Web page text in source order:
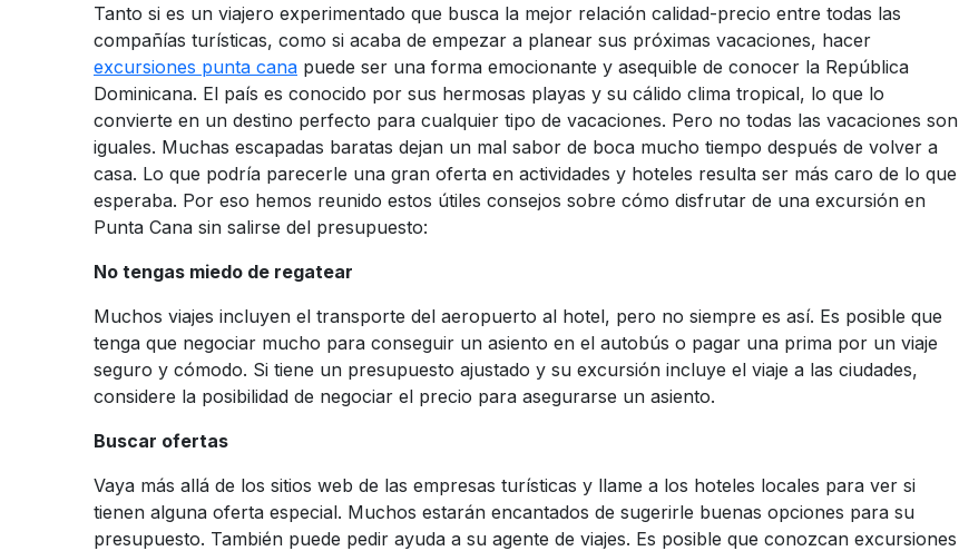
Tanto si es un viajero experimentado que busca la mejor relación calidad-precio entre todas las
compañías turísticas, como si acaba de empezar a planear sus próximas vacaciones, hacer
excursiones punta cana puede ser una forma emocionante y asequible de conocer la República
Dominicana. El país es conocido por sus hermosas playas y su cálido clima tropical, lo que lo
convierte en un destino perfecto para cualquier tipo de vacaciones. Pero no todas las vacaciones son
iguales. Muchas escapadas baratas dejan un mal sabor de boca mucho tiempo después de volver a
casa. Lo que podría parecerle una gran oferta en actividades y hoteles resulta ser más caro de lo que
esperaba. Por eso hemos reunido estos útiles consejos sobre cómo disfrutar de una excursión en
Punta Cana sin salirse del presupuesto:
No tengas miedo de regatear
Muchos viajes incluyen el transporte del aeropuerto al hotel, pero no siempre es así. Es posible que
tenga que negociar mucho para conseguir un asiento en el autobús o pagar una prima por un viaje
seguro y cómodo. Si tiene un presupuesto ajustado y su excursión incluye el viaje a las ciudades,
considere la posibilidad de negociar el precio para asegurarse un asiento.
Buscar ofertas
Vaya más allá de los sitios web de las empresas turísticas y llame a los hoteles locales para ver si
tienen alguna oferta especial. Muchos estarán encantados de sugerirle buenas opciones para su
presupuesto. También puede pedir ayuda a su agente de viajes. Es posible que conozcan excursiones